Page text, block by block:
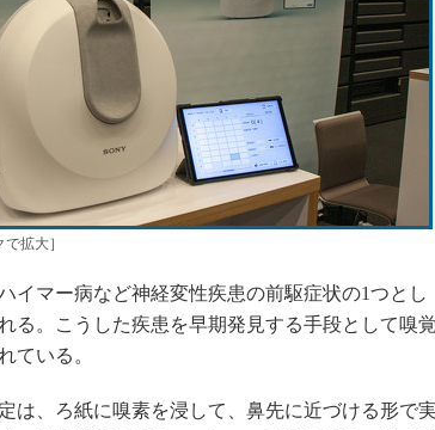
拡大］
マー病など神経変性疾患の前駆症状の1つとし
る。こうした疾患を早期発見する手段として嗅
ている。
は、ろ紙に嗅素を浸して、鼻先に近づける形で